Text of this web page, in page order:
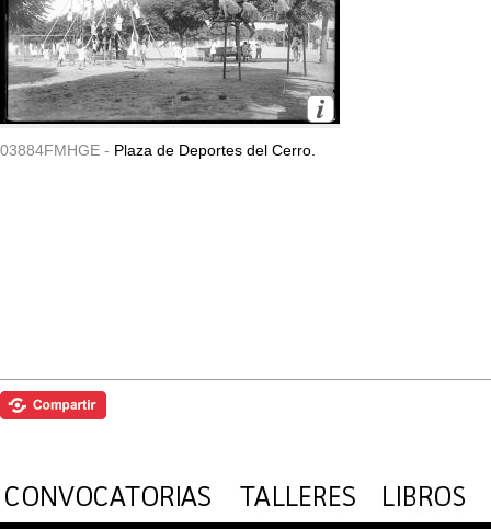
03884FMHGE - Plaza de Deportes del Cerro.